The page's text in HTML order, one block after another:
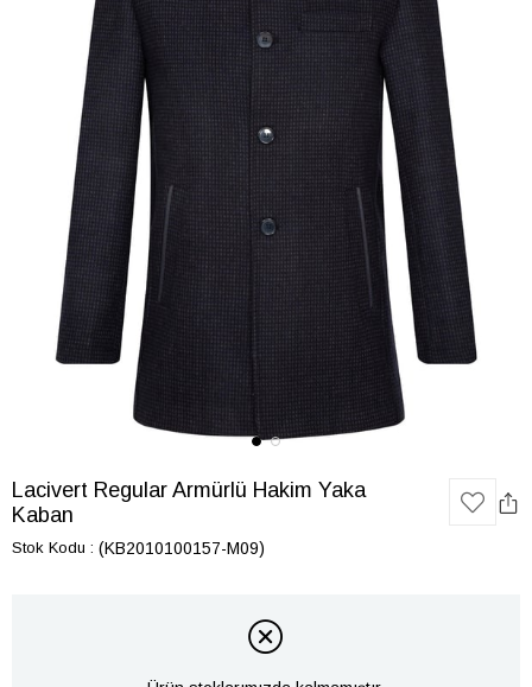
Lacivert Regular Armürlü Hakim Yaka
Kaban
Stok Kodu (KB2010100157-M09)